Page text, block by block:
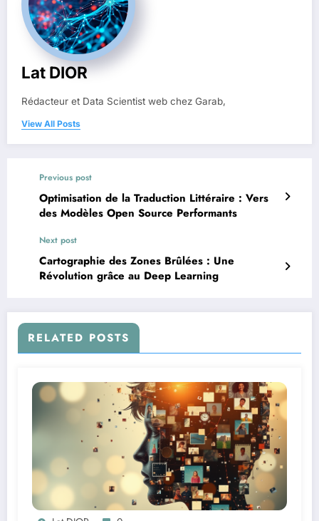
Lat DIOR
Rédacteur et Data Scientist web chez Garab,
View All Posts
Previous post
Optimisation de la Traduction Littéraire : Vers
des Modèles Open Source Performants
Next post
Cartographie des Zones Brûlées : Une
Révolution grâce au Deep Learning
RELATED POSTS